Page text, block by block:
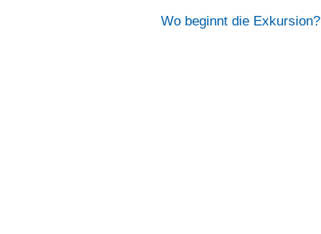
Wo beginnt die Exkursion?